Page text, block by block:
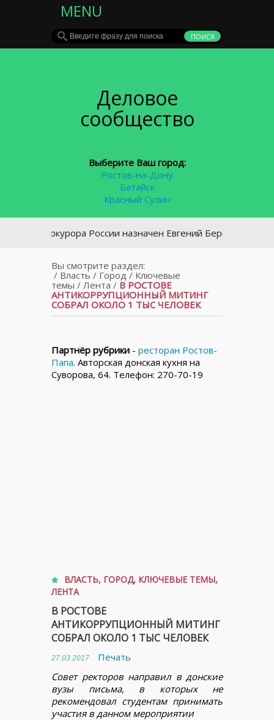
MENU
Деловое
сообщество
Выберите Ваш город:
Ростов-на-Дону
Батайск
Красный Сулин
России назначен Евгений Беркович
Вы смотрите раздел:
/ Власть / Город / Ключевые
темы / Лента / В РОСТОВЕ
АНТИКОРРУПЦИОННЫЙ МИТИНГ
СОБРАЛ ОКОЛО 1 ТЫС ЧЕЛОВЕК
Партнёр рубрики - ресторан Ростов-
Папа. Авторская донская кухня на
Суворова, 64. Телефон: 270-70-19
ВЛАСТЬ, ГОРОД, КЛЮЧЕВЫЕ ТЕМЫ,
ЛЕНТА
В РОСТОВЕ
АНТИКОРРУПЦИОННЫЙ МИТИНГ
СОБРАЛ ОКОЛО 1 ТЫС ЧЕЛОВЕК
27.03.2017
Печать
Совет ректоров направил в донские
вузы письма, в которых не
рекомендовал студентам принимать
участия в данном мероприятии